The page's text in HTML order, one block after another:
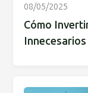
08/05/2025
Cómo
Innecesarios